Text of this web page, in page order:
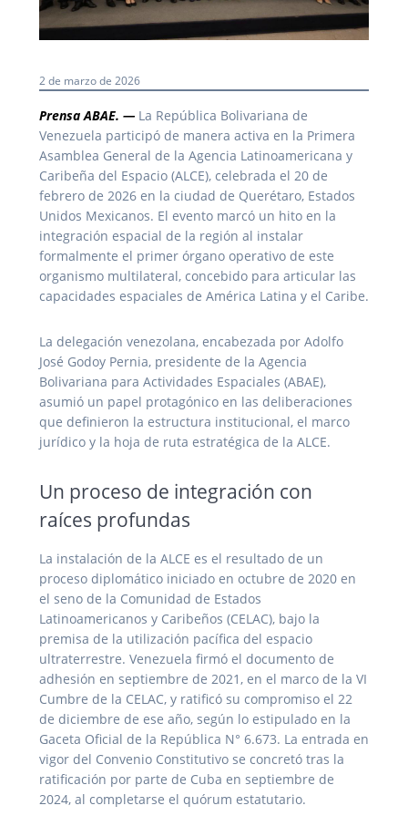
2 de marzo de 2026
Prensa ABAE. — La República Bolivariana de
Venezuela participó de manera activa en la Primera
Asamblea General de la Agencia Latinoamericana y
Caribeña del Espacio (ALCE), celebrada el 20 de
febrero de 2026 en la ciudad de Querétaro, Estados
Unidos Mexicanos. El evento marcó un hito en la
integración espacial de la región al instalar
formalmente el primer órgano operativo de este
organismo multilateral, concebido para articular las
capacidades espaciales de América Latina y el Caribe.
La delegación venezolana, encabezada por Adolfo
José Godoy Pernia, presidente de la Agencia
Bolivariana para Actividades Espaciales (ABAE),
asumió un papel protagónico en las deliberaciones
que definieron la estructura institucional, el marco
jurídico y la hoja de ruta estratégica de la ALCE.
Un proceso de integración con
raíces profundas
La instalación de la ALCE es el resultado de un
proceso diplomático iniciado en octubre de 2020 en
el seno de la Comunidad de Estados
Latinoamericanos y Caribeños (CELAC), bajo la
premisa de la utilización pacífica del espacio
ultraterrestre. Venezuela firmó el documento de
adhesión en septiembre de 2021, en el marco de la VI
Cumbre de la CELAC, y ratificó su compromiso el 22
de diciembre de ese año, según lo estipulado en la
Gaceta Oficial de la República N° 6.673. La entrada en
vigor del Convenio Constitutivo se concretó tras la
ratificación por parte de Cuba en septiembre de
2024, al completarse el quórum estatutario.